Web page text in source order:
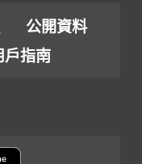
公開資料
戶指南